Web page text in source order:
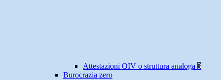
Attestazioni OIV o struttura analoga 3
Burocrazia zero